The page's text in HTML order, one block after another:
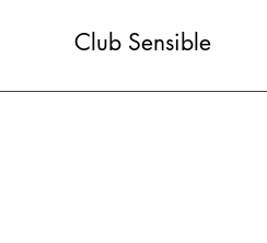
Club Sensible